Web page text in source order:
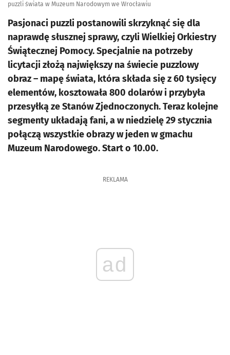
puzzli świata w Muzeum Narodowym we Wrocławiu
Pasjonaci puzzli postanowili skrzyknąć się dla
naprawdę słusznej sprawy, czyli Wielkiej Orkiestry
Świątecznej Pomocy. Specjalnie na potrzeby
licytacji złożą największy na świecie puzzlowy
obraz – mapę świata, która składa się z 60 tysięcy
elementów, kosztowała 800 dolarów i przybyła
przesyłką ze Stanów Zjednoczonych. Teraz kolejne
segmenty układają fani, a w niedzielę 29 stycznia
połączą wszystkie obrazy w jeden w gmachu
Muzeum Narodowego. Start o 10.00.
REKLAMA
ad